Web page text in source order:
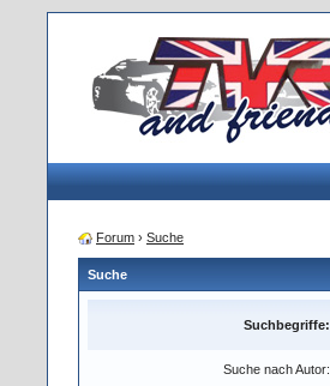
Forum › Suche
Suche
Suchbegriffe:
Suche nach Autor: